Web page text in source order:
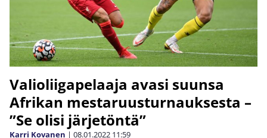
Valioliigapelaaja avasi suunsa
Afrikan mestaruusturnauksesta –
”Se olisi järjetöntä”
Karri Kovanen | 08.01.2022 11:59